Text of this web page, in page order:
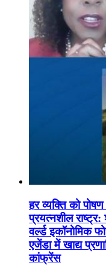
हर व्यक्ति को
प्रयत्नशील
वर्ल्ड इकॉनोमिक
एजेंडा में खाद्य
कांफ्रेंस